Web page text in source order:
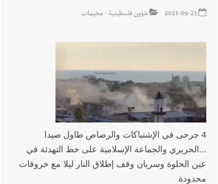
2021-09-23 شؤون فلسطينية - مخيمات
4 جرحى في الإشتباكات والرصاص طاول صيدا
...الحريري والجماعة الإسلامية على خط التهدئة في
عين الحلوة وسريان وقف إطلاق النار ليلا مع خروقات
محدودة